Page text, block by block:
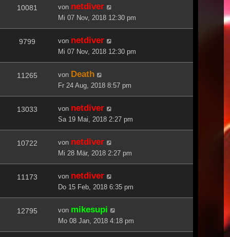
10081 von netdiver
Mi 07 Nov, 2018 12:30 pm
9799 von netdiver
Mi 07 Nov, 2018 12:30 pm
11265 von Death
Fr 24 Aug, 2018 8:57 pm
13033 von netdiver
Sa 19 Mai, 2018 2:27 pm
10722 von netdiver
Mi 28 Mär, 2018 2:27 pm
11173 von netdiver
Do 15 Feb, 2018 6:35 pm
12795 von mikesupi
Mo 08 Jan, 2018 4:18 pm